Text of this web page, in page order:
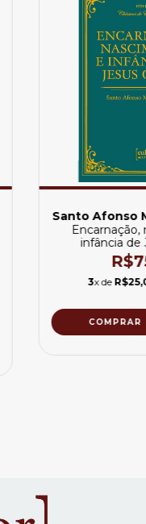
Santo Afonso
infância de
3x de